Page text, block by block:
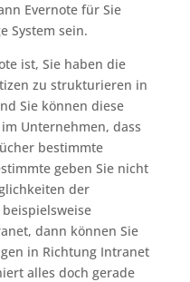
Evernote für Sie
System sein.
ist, Sie haben die
zu strukturieren in
Sie können diese
Unternehmen, dass
bestimmte
geben Sie nicht
der
dann können Sie
in Richtung Intranet
alles doch gerade